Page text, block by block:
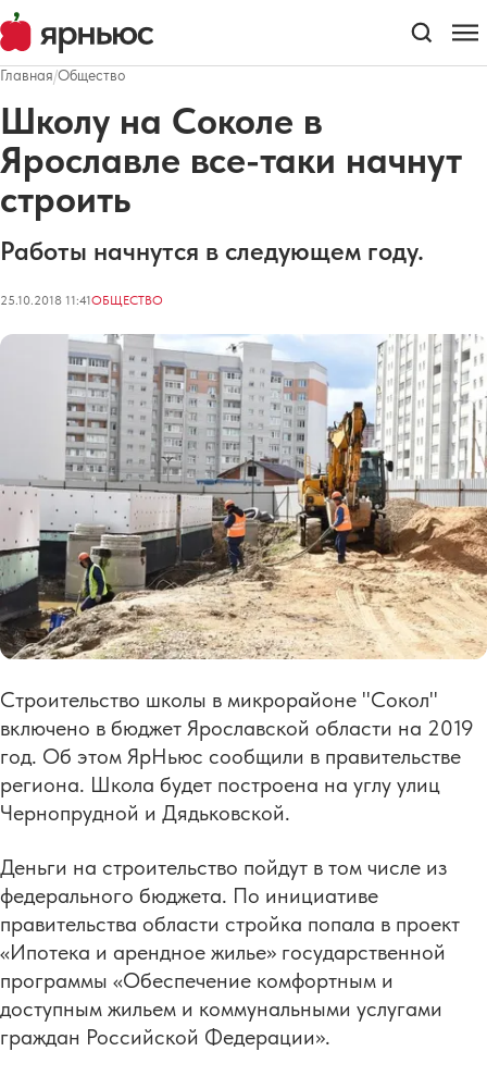
Главная/Общество
Школу на Соколе в
Ярославле все-таки начнут
строить
Работы начнутся в следующем году.
25.10.2018 11:41ОБЩЕСТВО
Строительство школы в микрорайоне "Сокол"
включено в бюджет Ярославской области на 2019
год. Об этом ЯрНьюс сообщили в правительстве
региона. Школа будет построена на углу улиц
Чернопрудной и Дядьковской.
Деньги на строительство пойдут в том числе из
федерального бюджета. По инициативе
правительства области стройка попала в проект
«Ипотека и арендное жилье» государственной
программы «Обеспечение комфортным и
доступным жильем и коммунальными услугами
граждан Российской Федерации».